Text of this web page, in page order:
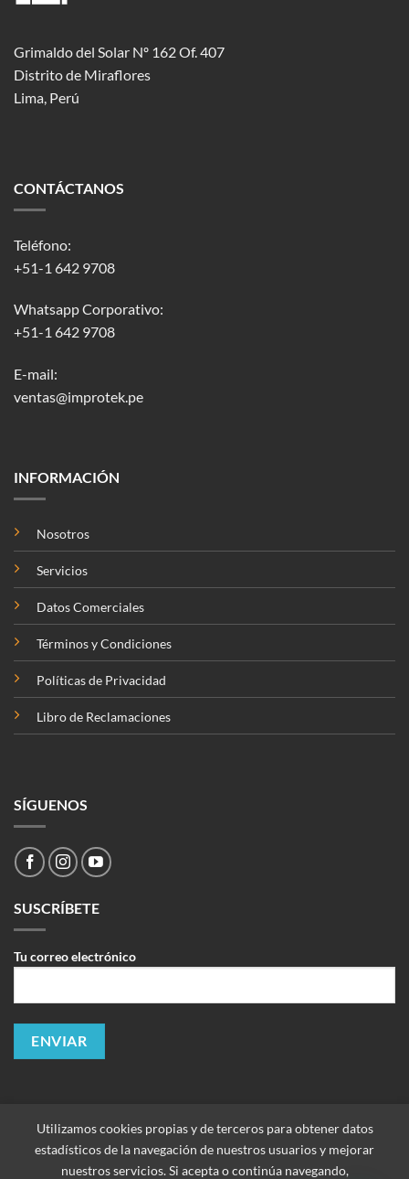
Grimaldo del Solar Nº 162 Of. 407
Distrito de Miraflores
Lima, Perú
CONTÁCTANOS
Teléfono:
+51-1 642 9708
Whatsapp Corporativo:
+51-1 642 9708
E-mail:
ventas@improtek.pe
INFORMACIÓN
Nosotros
Servicios
Datos Comerciales
Términos y Condiciones
Políticas de Privacidad
Libro de Reclamaciones
SÍGUENOS
SUSCRÍBETE
Tu correo electrónico
Utilizamos cookies propias y de terceros para obtener datos
estadísticos de la navegación de nuestros usuarios y mejorar
nuestros servicios. Si acepta o continúa navegando,